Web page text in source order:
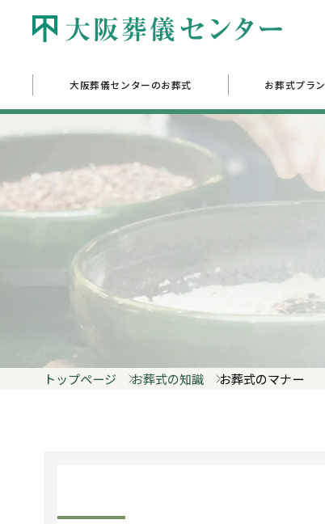
大阪葬儀センターのお葬式 お葬式プラン
トップページ お葬式の知識 お葬式のマナー